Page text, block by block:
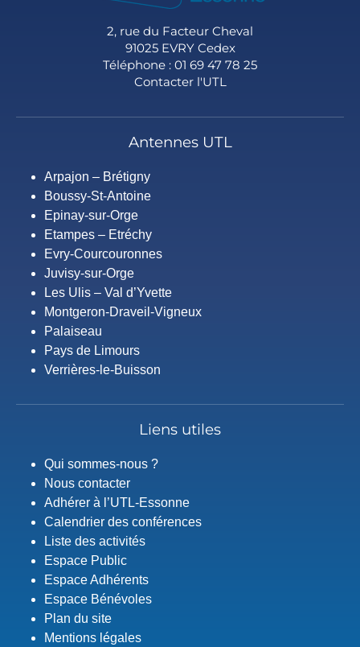
2, rue du Facteur Cheval
91025 EVRY Cedex
Téléphone : 01 69 47 78 25
Contacter l'UTL
Antennes UTL
Arpajon – Brétigny
Boussy-St-Antoine
Epinay-sur-Orge
Etampes – Etréchy
Evry-Courcouronnes
Juvisy-sur-Orge
Les Ulis – Val d’Yvette
Montgeron-Draveil-Vigneux
Palaiseau
Pays de Limours
Verrières-le-Buisson
Liens utiles
Qui sommes-nous ?
Nous contacter
Adhérer à l’UTL-Essonne
Calendrier des conférences
Liste des activités
Espace Public
Espace Adhérents
Espace Bénévoles
Plan du site
Mentions légales